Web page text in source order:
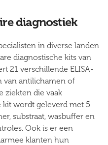
diagnostiek
in diverse landen
diagnostische kits van
21 verschillende ELISA-
van antilichamen of
ziekten die vaak
wordt geleverd met 5
substraat, wasbuffer en
Ook is er een
klanten hun